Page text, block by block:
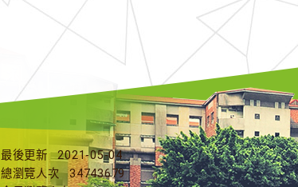
最後更新
2021-05-04
總瀏覽人次
34743679